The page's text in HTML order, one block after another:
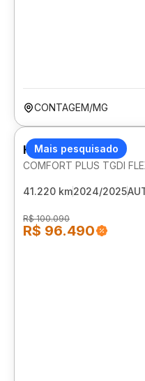
CONTAGEM/MG
Mais pesquisado
HYUNDAI HB20S
COMFORT PLUS TGDI
41.220 km2024/2025
R$ 100.090
R$ 96.490